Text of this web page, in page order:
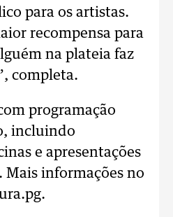
para os artistas.
recompensa para
na plateia faz
completa.
programação
incluindo
e apresentações
Mais informações no